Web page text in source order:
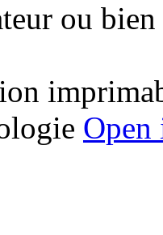
ou bien